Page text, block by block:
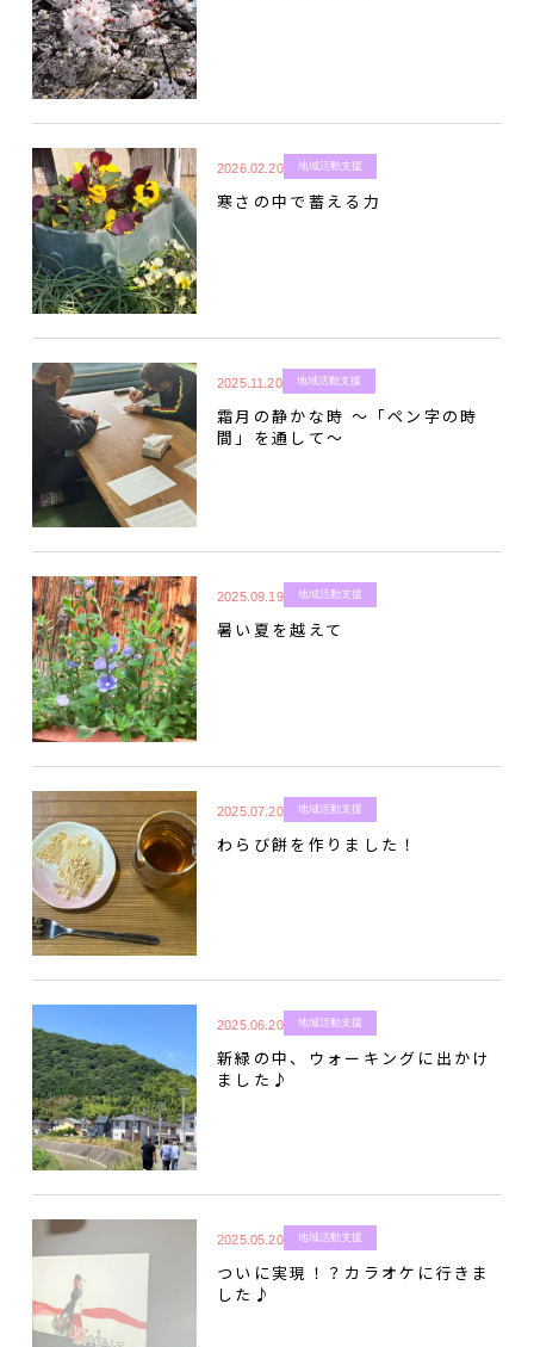
2026.02.20 地域活動支援
寒さの中で蓄える力
2025.11.20 地域活動支援
霜月の静かな時 〜「ペン字の時
間」を通して〜
2025.09.19 地域活動支援
暑い夏を越えて
2025.07.20 地域活動支援
わらび餅を作りました！
2025.06.20 地域活動支援
新緑の中、ウォーキングに出かけ
ました♪
2025.05.20 地域活動支援
ついに実現！？カラオケに行きま
した♪